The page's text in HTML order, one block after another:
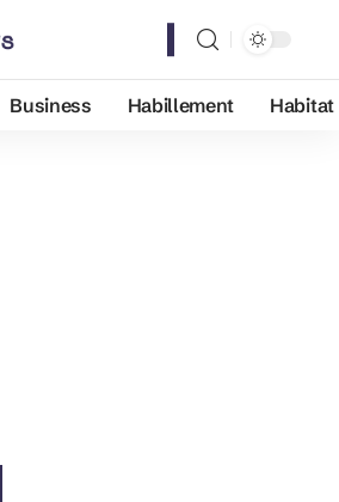
Business Habillement Habitat